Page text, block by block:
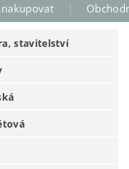
nakupovat
stavitelství